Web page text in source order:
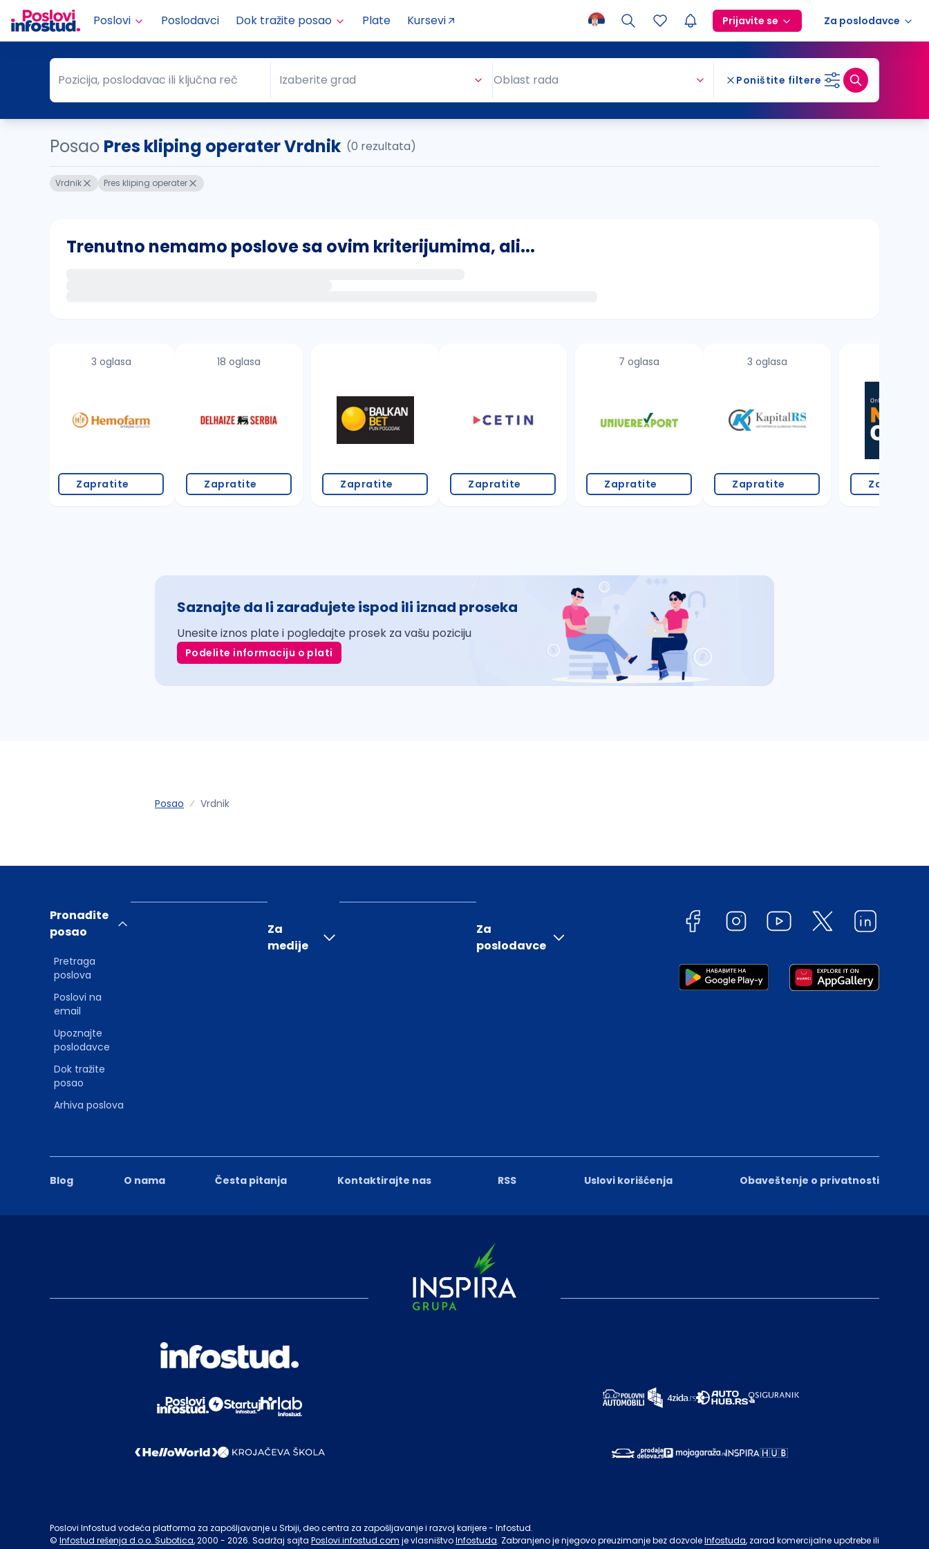
Poslovi Poslodavci Dok tražite posao Plate Kursevi Prijavite se Za poslodavce
Pozicija, poslodavac ili ključna reč
Pozicija, poslodavac ili ključna reč Grad
Izaberite grad Oblast rada Poništite filtere
Posao Pres kliping operater Vrdnik (0 rezultata)
Vrdnik Pres kliping operater
Trenutno nemamo poslove sa ovim kriterijumima, ali...
proverite pravopisne greške (koristite č, ć, š, đ, ž, dž)
3 oglasa
Zapratite
18 oglasa
Zapratite Zapratite Zapratite
7 oglasa
Zapratite
3 oglasa
Zapratite Zapratite
Saznajte da li zarađujete ispod ili iznad proseka
Unesite iznos plate i pogledajte prosek za vašu poziciju
Podelite informaciju o plati
Posao Vrdnik
Blog O nama Česta pitanja Kontaktirajte nas RSS Uslovi korišćenja Obaveštenje o privatnosti
Pronađite
posao
Pretraga
poslova
Poslovi na
email
Upoznajte
poslodavce
Dok tražite
posao
Arhiva poslova
Za
medije
Za
poslodavce
Poslovi Infostud vodeća platforma za zapošljavanje u Srbiji, deo centra za zapošljavanje i razvoj karijere - Infostud.
© Infostud rešenja d.o.o. Subotica, 2000 - 2026. Sadržaj sajta Poslovi.infostud.com je vlasništvoInfostuda. Zabranjeno je njegovo preuzimanje bez dozvoleInfostuda, zarad komercijalne upotrebe ili